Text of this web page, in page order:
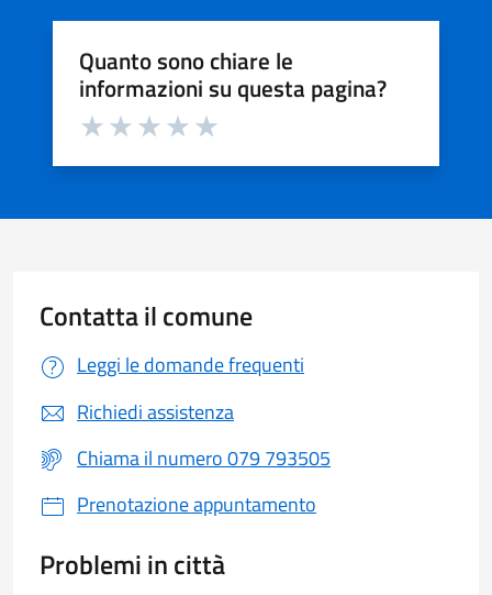
Quanto sono chiare le
informazioni su questa pagina?
Valuta da 1 a 5 stelle la pagina
Contatta il comune
Leggi le domande frequenti
Richiedi assistenza
Chiama il numero 079 793505
Prenotazione appuntamento
Problemi in città